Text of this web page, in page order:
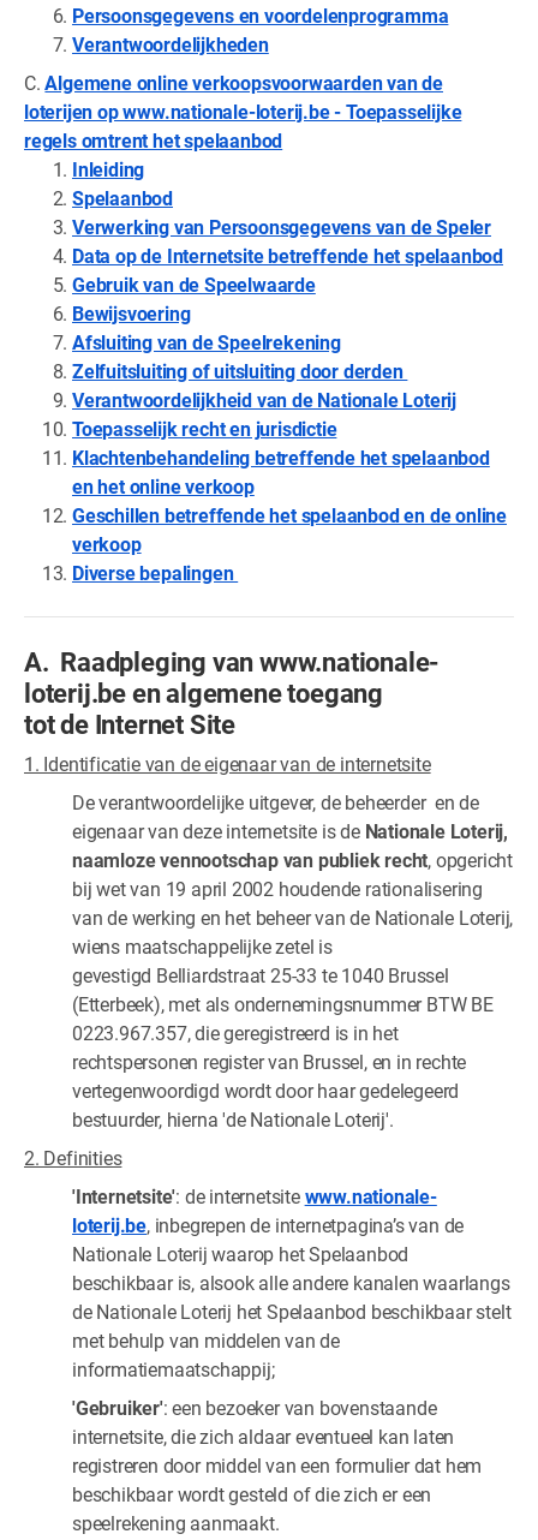
Persoonsgegevens en voordelenprogramma
Verantwoordelijkheden
C.Algemene online verkoopsvoorwaarden van de
loterijen op www.nationale-loterij.be - Toepasselijke
regels omtrent het spelaanbod
Inleiding
Spelaanbod
Verwerking van Persoonsgegevens van de Speler
Data op de Internetsite betreffende het spelaanbod
Gebruik van de Speelwaarde
Bewijsvoering
Afsluiting van de Speelrekening
Zelfuitsluiting of uitsluiting door derden
Verantwoordelijkheid van de Nationale Loterij
Toepasselijk recht en jurisdictie
Klachtenbehandeling betreffende het spelaanbod
en het online verkoop
Geschillen betreffende het spelaanbod en de online
verkoop
Diverse bepalingen
A. Raadpleging van www.nationale-
loterij.be en algemene toegang
tot de Internet Site
1. Identificatie van de eigenaar van de internetsite
De verantwoordelijke uitgever, de beheerder en de
eigenaar van deze internetsite is de Nationale Loterij,
naamloze vennootschap van publiek recht, opgericht
bij wet van 19 april 2002 houdende rationalisering
van de werking en het beheer van de Nationale Loterij,
wiens maatschappelijke zetel is
gevestigd Belliardstraat 25-33 te 1040 Brussel
(Etterbeek), met als ondernemingsnummer BTW BE
0223.967.357, die geregistreerd is in het
rechtspersonen register van Brussel, en in rechte
vertegenwoordigd wordt door haar gedelegeerd
bestuurder, hierna 'de Nationale Loterij'.
2. Definities
'Internetsite': de internetsitewww.nationale-
loterij.be, inbegrepen de internetpagina’s van de
Nationale Loterij waarop het Spelaanbod
beschikbaar is, alsook alle andere kanalen waarlangs
de Nationale Loterij het Spelaanbod beschikbaar stelt
met behulp van middelen van de
informatiemaatschappij;
'Gebruiker': een bezoeker van bovenstaande
internetsite, die zich aldaar eventueel kan laten
registreren door middel van een formulier dat hem
beschikbaar wordt gesteld of die zich er een
speelrekening aanmaakt.